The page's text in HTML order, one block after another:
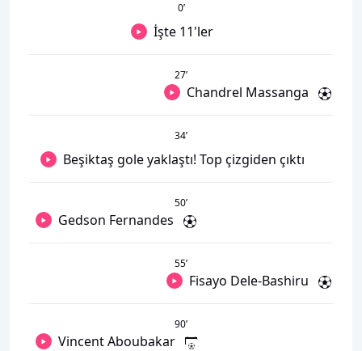
0’
İşte 11'ler
27’
Chandrel Massanga
34’
Beşiktaş gole yaklaştı! Top çizgiden çıktı
50’
Gedson Fernandes
55’
Fisayo Dele-Bashiru
90’
Vincent Aboubakar